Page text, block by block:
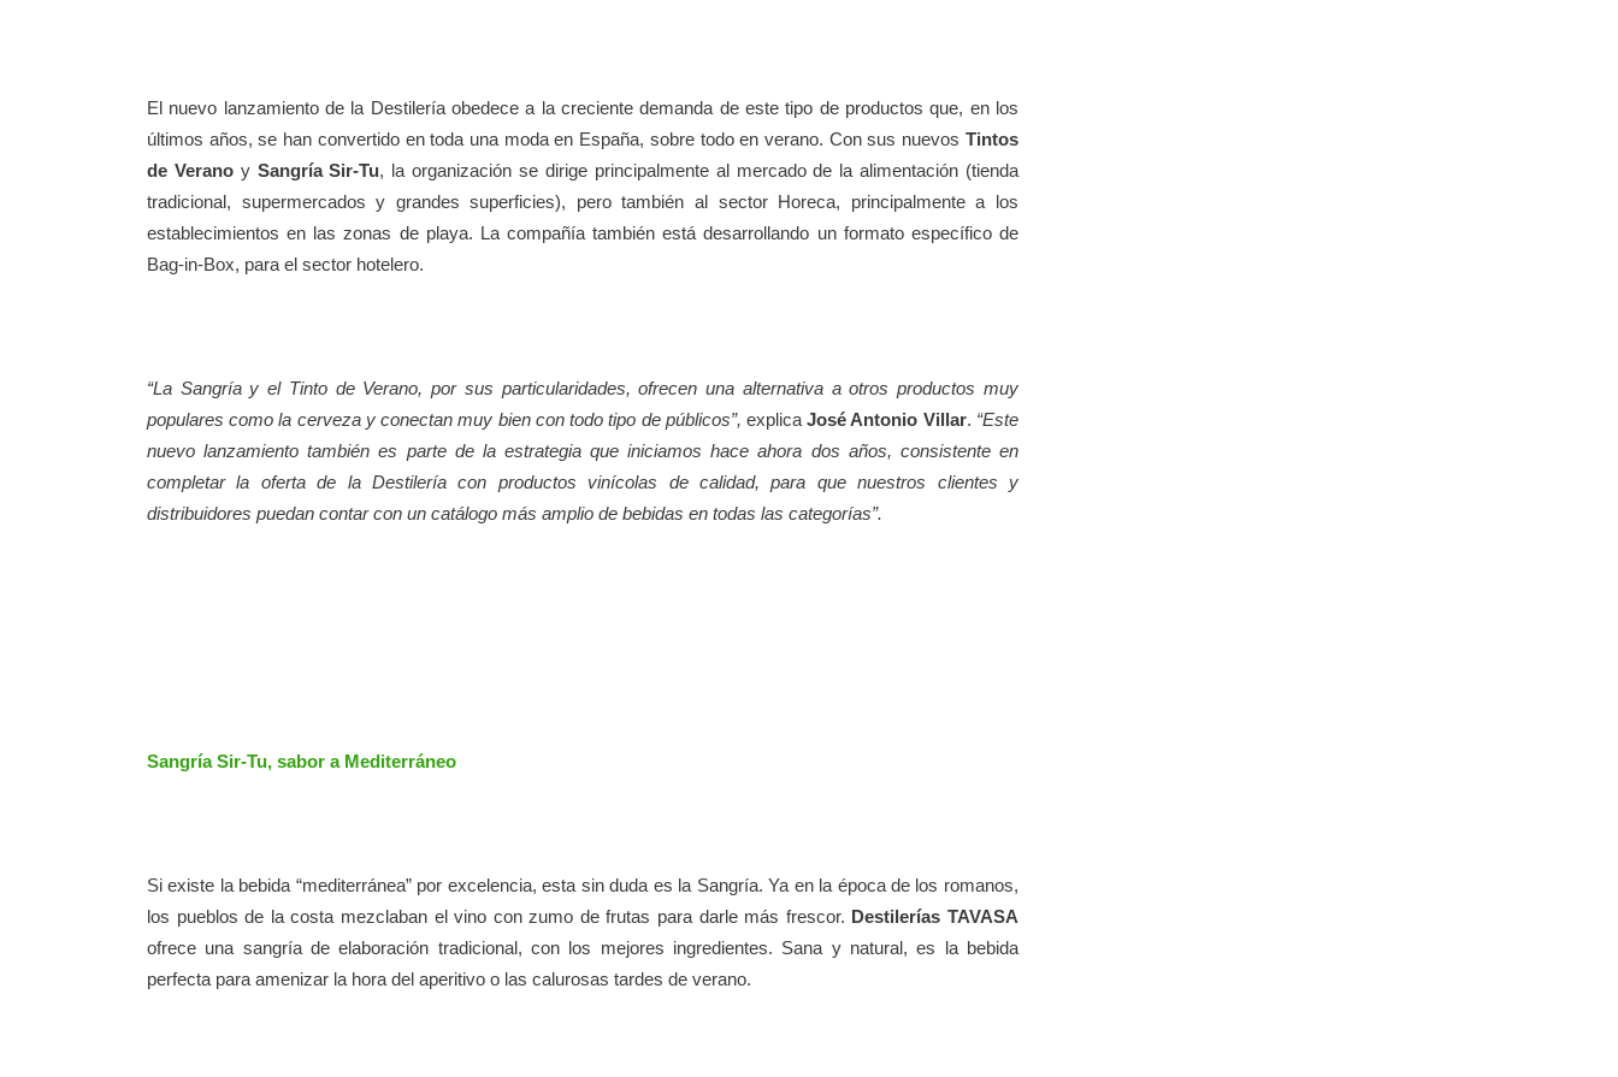
El nuevo lanzamiento de la Destilería obedece a la creciente demanda de este tipo de productos que, en los
últimos años, se han convertido en toda una moda en España, sobre todo en verano. Con sus nuevos Tintos
de Veranoy Sangría Sir-Tu, la organización se dirige principalmente al mercado de la alimentación (tienda
tradicional, supermercados y grandes superficies), pero también al sector Horeca, principalmente a los
establecimientos en las zonas de playa. La compañía también está desarrollando un formato específico de
Bag-in-Box, para el sector hotelero.
“La Sangría y el Tinto de Verano, por sus particularidades, ofrecen una alternativa a otros productos muy
populares como la cerveza y conectan muy bien con todo tipo de públicos”, explicaJosé Antonio Villar. “Este
nuevo lanzamiento también es parte de la estrategia que iniciamos hace ahora dos años, consistente en
completar la oferta de la Destilería con productos vinícolas de calidad, para que nuestros clientes y
distribuidores puedan contar con un catálogo más amplio de bebidas en todas las categorías”.
Sangría Sir-Tu, sabor a Mediterráneo
Si existe la bebida “mediterránea” por excelencia, esta sin duda es la Sangría. Ya en la época de los romanos,
los pueblos de la costa mezclaban el vino con zumo de frutas para darle más frescor. Destilerías TAVASA
ofrece una sangría de elaboración tradicional, con los mejores ingredientes. Sana y natural, es la bebida
perfecta para amenizar la hora del aperitivo o las calurosas tardes de verano.